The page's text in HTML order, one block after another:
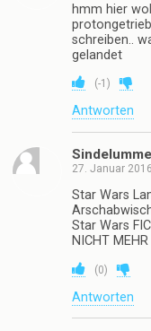
hmm hier
schreiben..
gelandet
(-1 )
Antworten
Sindelumme
27. Januar 2016
Star Wars
Star Wars
NICHT MEHR
(0)
Antworten